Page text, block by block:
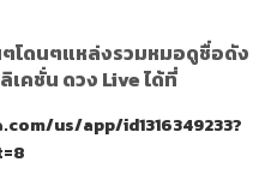
โดนๆแหล่งรวมหมอดูชื่อดัง
คชั่น ดวง Live ได้ที่
us/app/id1316349233?